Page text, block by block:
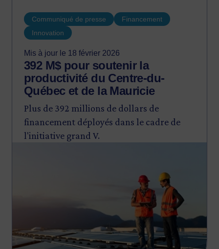
Communiqué de presse
Financement
Innovation
Mis à jour le 18 février 2026
392 M$ pour soutenir la
productivité du Centre-du-
Québec et de la Mauricie
Plus de 392 millions de dollars de
financement déployés dans le cadre de
l'initiative grand V.